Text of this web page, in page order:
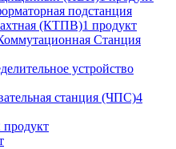
подстанция
(КТПВ)1 продукт
Станция
устройство
станция (ЧПС)4
продукт